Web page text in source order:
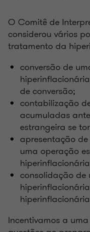
O Comitê de
considerou vários
tratamento da
conversão de
de conversão;
contabilização
acumuladas
estrangeira se
apresentação
uma operação
consolidação
Incentivamos a